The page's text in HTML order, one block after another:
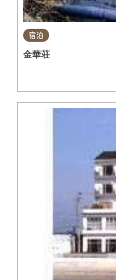
宿泊
金華荘